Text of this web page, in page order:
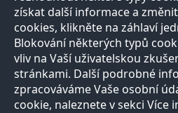
získat další informace a
cookies, klikněte na záhlaví
Blokování některých typů
vliv na Vaší uživatelskou
stránkami. Další podrobné
zpracováváme Vaše osobní
cookie, naleznete v sekci Více